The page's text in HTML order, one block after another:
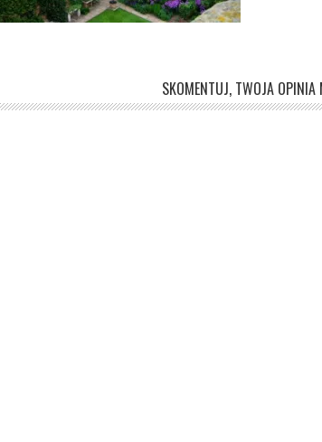
SKOMENTUJ, TWOJA OPINIA